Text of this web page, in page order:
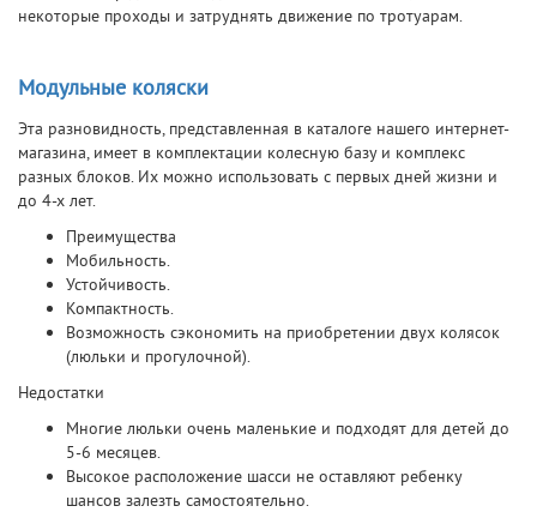
некоторые проходы и затруднять движение по тротуарам.
Модульные коляски
Эта разновидность, представленная в каталоге нашего интернет-
магазина, имеет в комплектации колесную базу и комплекс
разных блоков. Их можно использовать с первых дней жизни и
до 4-х лет.
Преимущества
Мобильность.
Устойчивость.
Компактность.
Возможность сэкономить на приобретении двух колясок
(люльки и прогулочной).
Недостатки
Многие люльки очень маленькие и подходят для детей до
5-6 месяцев.
Высокое расположение шасси не оставляют ребенку
шансов залезть самостоятельно.